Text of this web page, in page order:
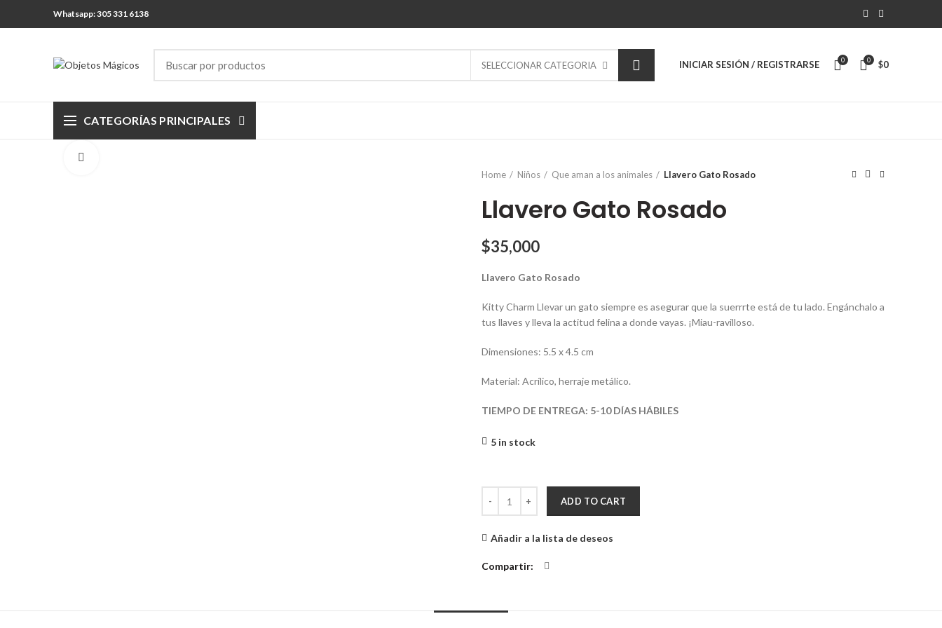
Whatsapp: 305 331 6138
SELECCIONAR CATEGORIA INICIAR SESIÓN / REGISTRARSE 0 0 $0
CATEGORÍAS PRINCIPALES
Home
Niños Que aman a los animales Llavero Gato Rosado
Llavero Gato Rosado
$35,000
Llavero Gato Rosado
Kitty Charm Llevar un gato siempre es asegurar que la suerrrte está de tu lado. Engánchalo a
tus llaves y lleva la actitud felina a donde vayas. ¡Miau-ravilloso.
Dimensiones: 5.5 x 4.5 cm
Material: Acrílico, herraje metálico.
TIEMPO DE ENTREGA: 5-10 DÍAS HÁBILES
5 in stock
ADD TO CART
Añadir a la lista de deseos
Compartir